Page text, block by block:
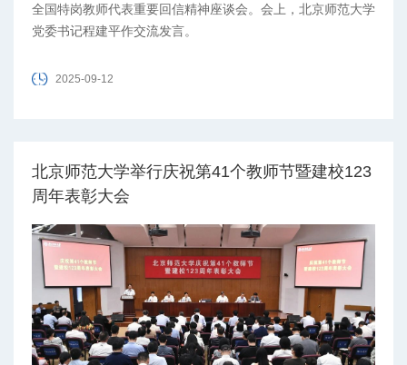
全国特岗教师代表重要回信精神座谈会。会上，北京师范大学
党委书记程建平作交流发言。
2025-09-12
北京师范大学举行庆祝第41个教师节暨建校123
周年表彰大会